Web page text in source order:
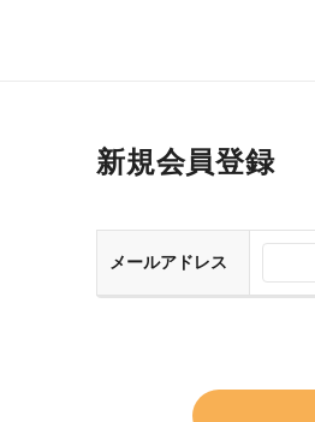
新規会員登録
メールアドレス